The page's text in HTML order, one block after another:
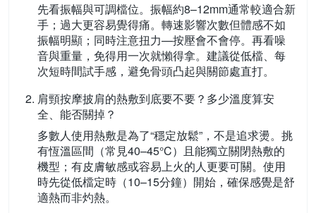
先看振幅與可調檔位。振幅約8–12mm通常較適合新
手；過大更容易覺得痛。轉速影響次數但體感不如
振幅明顯；同時注意扭力—按壓會不會停。再看噪
音與重量，免得用一次就懶得拿。建議從低檔、每
次短時間試手感，避免骨頭凸起與關節處直打。
肩頸按摩披肩的熱敷到底要不要？多少溫度算安
全、能否關掉？
多數人使用熱敷是為了“穩定放鬆”，不是追求燙。挑
有恆溫區間（常見40–45°C）且能獨立關閉熱敷的
機型；有皮膚敏感或容易上火的人更要可關。使用
時先從低檔定時（10–15分鐘）開始，確保感覺是舒
適熱而非灼熱。